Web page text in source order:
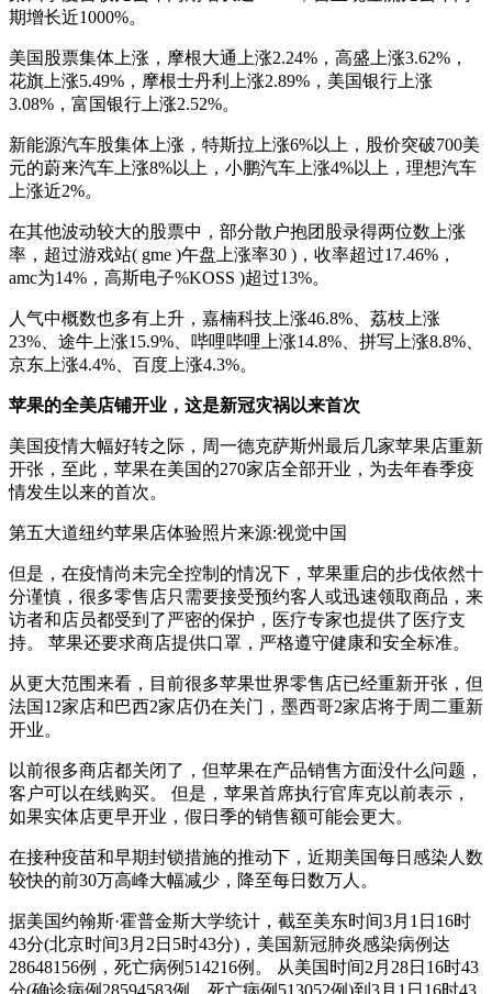
期增长近1000%。
美国股票集体上涨，摩根大通上涨2.24%，高盛上涨3.62%，
花旗上涨5.49%，摩根士丹利上涨2.89%，美国银行上涨
3.08%，富国银行上涨2.52%。
新能源汽车股集体上涨，特斯拉上涨6%以上，股价突破700美
元的蔚来汽车上涨8%以上，小鹏汽车上涨4%以上，理想汽车
上涨近2%。
在其他波动较大的股票中，部分散户抱团股录得两位数上涨
率，超过游戏站( gme )午盘上涨率30 )，收率超过17.46%，
amc为14%，高斯电子%KOSS )超过13%。
人气中概数也多有上升，嘉楠科技上涨46.8%、荔枝上涨
23%、途牛上涨15.9%、哔哩哔哩上涨14.8%、拼写上涨8.8%、
京东上涨4.4%、百度上涨4.3%。
苹果的全美店铺开业，这是新冠灾祸以来首次
美国疫情大幅好转之际，周一德克萨斯州最后几家苹果店重新
开张，至此，苹果在美国的270家店全部开业，为去年春季疫
情发生以来的首次。
第五大道纽约苹果店体验照片来源:视觉中国
但是，在疫情尚未完全控制的情况下，苹果重启的步伐依然十
分谨慎，很多零售店只需要接受预约客人或迅速领取商品，来
访者和店员都受到了严密的保护，医疗专家也提供了医疗支
持。 苹果还要求商店提供口罩，严格遵守健康和安全标准。
从更大范围来看，目前很多苹果世界零售店已经重新开张，但
法国12家店和巴西2家店仍在关门，墨西哥2家店将于周二重新
开业。
以前很多商店都关闭了，但苹果在产品销售方面没什么问题，
客户可以在线购买。 但是，苹果首席执行官库克以前表示，
如果实体店更早开业，假日季的销售额可能会更大。
在接种疫苗和早期封锁措施的推动下，近期美国每日感染人数
较快的前30万高峰大幅减少，降至每日数万人。
据美国约翰斯·霍普金斯大学统计，截至美东时间3月1日16时
43分(北京时间3月2日5时43分)，美国新冠肺炎感染病例达
28648156例，死亡病例514216例。 从美国时间2月28日16时43
分(确诊病例28594583例，死亡病例513052例)到3月1日16时43